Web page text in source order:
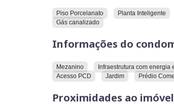
que a exclusividade expressa
negócios idealizada para
Arquitetura artesanal com alma
Piso Porcelanato Planta Inteligente
Gás canalizado
Informações do
Mezanino Infraestrutura com energia
Acesso PCD
Jardim Prédio
Proximidades ao imóvel